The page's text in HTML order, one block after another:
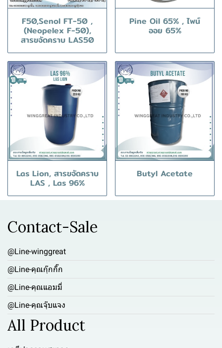
F50,Senol FT-50 ,
(Neopelex F-50),
สารขจัดคราบ LAS50
Pine Oil 65% , ไพน์
ออย 65%
Las Lion, สารขจัดคราบ
LAS , Las 96%
Butyl Acetate
Contact-Sale
@Line-winggreat
@Line-คุณกุ๊กกิ๊ก
@Line-คุณแอมมี่
@Line-คุณจุ๊บแจง
All Product